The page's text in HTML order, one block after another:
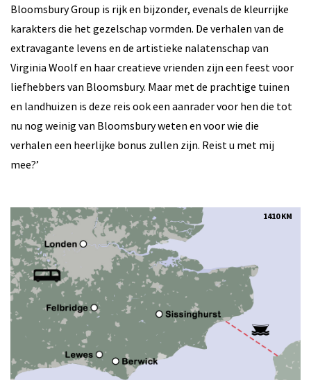
Bloomsbury Group is rijk en bijzonder, evenals de kleurrijke
karakters die het gezelschap vormden. De verhalen van de
extravagante levens en de artistieke nalatenschap van
Virginia Woolf en haar creatieve vrienden zijn een feest voor
liefhebbers van Bloomsbury. Maar met de prachtige tuinen
en landhuizen is deze reis ook een aanrader voor hen die tot
nu nog weinig van Bloomsbury weten en voor wie die
verhalen een heerlijke bonus zullen zijn. Reist u met mij
mee?’
1410 KM